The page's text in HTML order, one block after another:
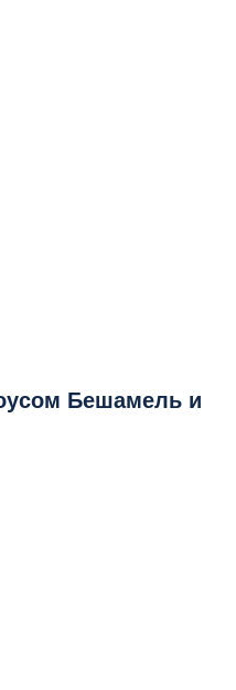
Бешамель и